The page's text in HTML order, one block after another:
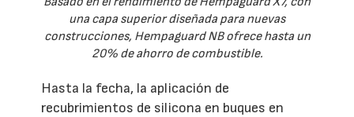
una capa superior diseñada para nuevas
construcciones, Hempaguard NB ofrece hasta un
20% de ahorro de combustible.
Hasta la fecha, la aplicación de
recubrimientos de silicona en buques en